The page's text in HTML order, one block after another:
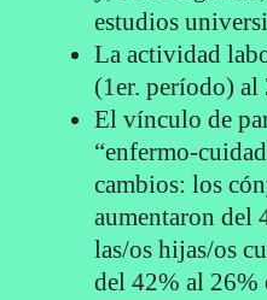
estudios
La actividad
(1er. período)
El vínculo de
“enfermo-
cambios: los
aumentaron del
las/os hijas/os
del 42% al 26%